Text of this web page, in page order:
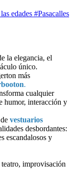
edades #Pasacalles
la elegancia, el
único.
más
.
cualquier
humor, interacción y
vestuarios
desbordantes:
escandalosos y
improvisación